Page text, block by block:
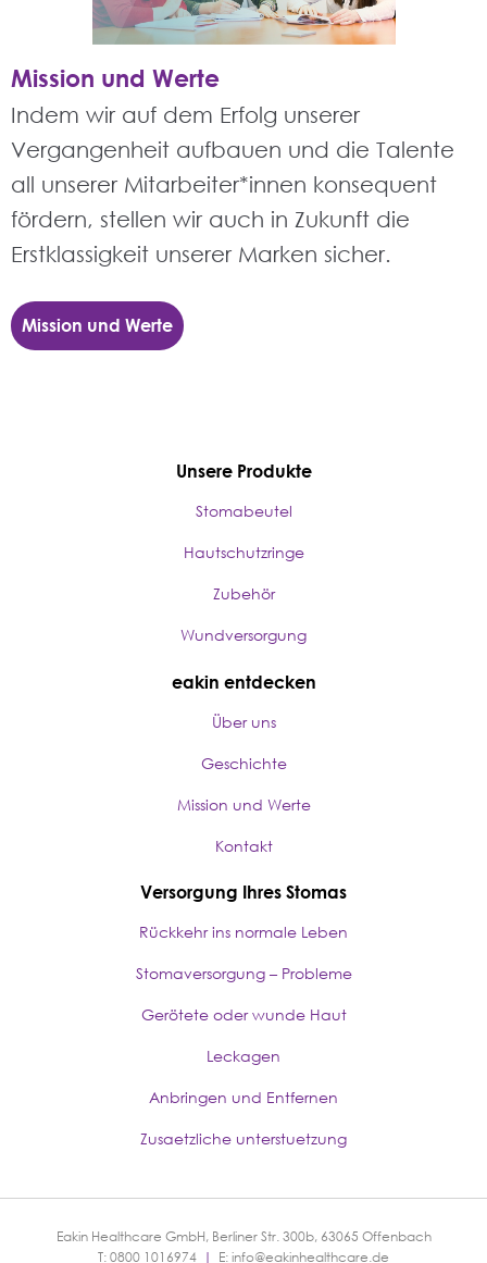
Mission und Werte
Indem wir auf dem Erfolg unserer
Vergangenheit aufbauen und die Talente
all unserer Mitarbeiter*innen konsequent
fördern, stellen wir auch in Zukunft die
Erstklassigkeit unserer Marken sicher.
Mission und Werte
Unsere Produkte
Stomabeutel
Hautschutzringe
Zubehör
Wundversorgung
eakin entdecken
Über uns
Geschichte
Mission und Werte
Kontakt
Versorgung Ihres Stomas
Rückkehr ins normale Leben
Stomaversorgung – Probleme
Gerötete oder wunde Haut
Leckagen
Anbringen und Entfernen
Zusaetzliche unterstuetzung
Eakin Healthcare GmbH, Berliner Str. 300b, 63065 Offenbach
T: 0800 1016974 | E: info@eakinhealthcare.de